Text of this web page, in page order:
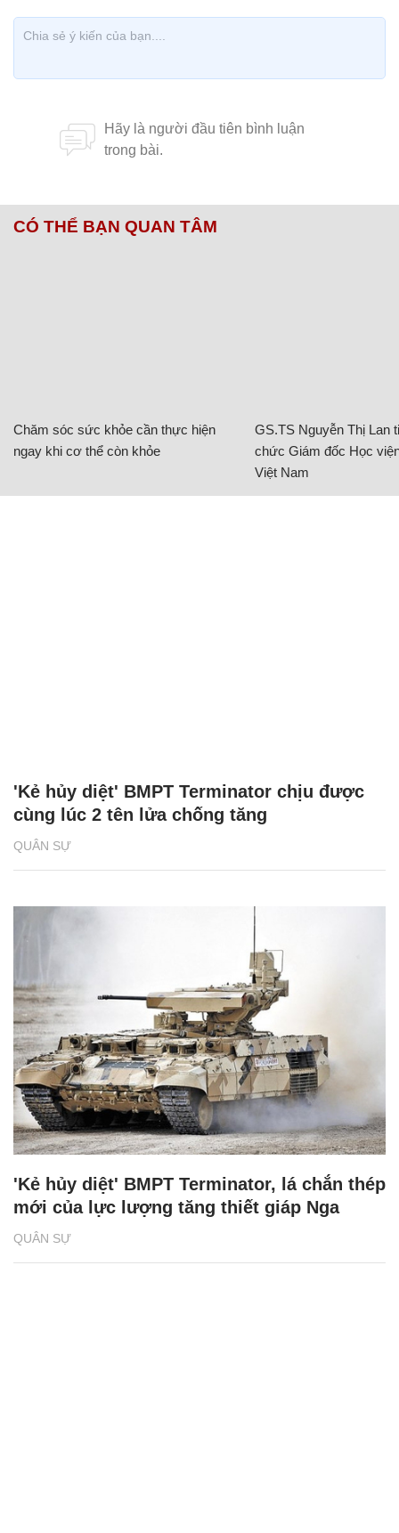
CÓ THỂ BẠN QUAN TÂM
Chăm sóc sức khỏe cần thực hiện
ngay khi cơ thể còn khỏe
GS.TS Nguyễn Thị Lan
chức Giám đốc Học
Việt Nam
QUÂN SỰ
'Kẻ hủy diệt' BMPT Terminator chịu được
cùng lúc 2 tên lửa chống tăng
QUÂN SỰ
'Kẻ hủy diệt' BMPT Terminator, lá chắn thép
mới của lực lượng tăng thiết giáp Nga